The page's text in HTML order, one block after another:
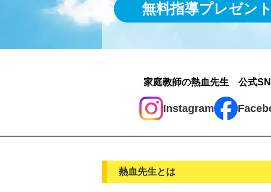
無料指導プレゼン
家庭教師の熱血先生 公式
Instagram
熱血先生とは